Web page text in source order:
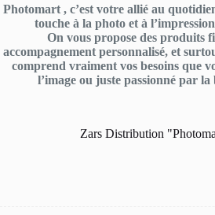
Photomart , c’est votre allié au
touche à la photo et à
On vous propose des produits
accompagnement personnalisé, et
comprend vraiment vos besoins que
l’image ou juste passionné par la
Zars Distribution